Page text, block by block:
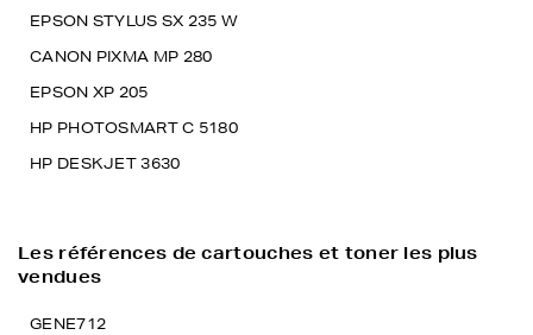
EPSON STYLUS SX 235 W
CANON PIXMA MP 280
EPSON XP 205
HP PHOTOSMART C 5180
HP DESKJET 3630
Les références de cartouches et toner les plus
vendues
GENE712